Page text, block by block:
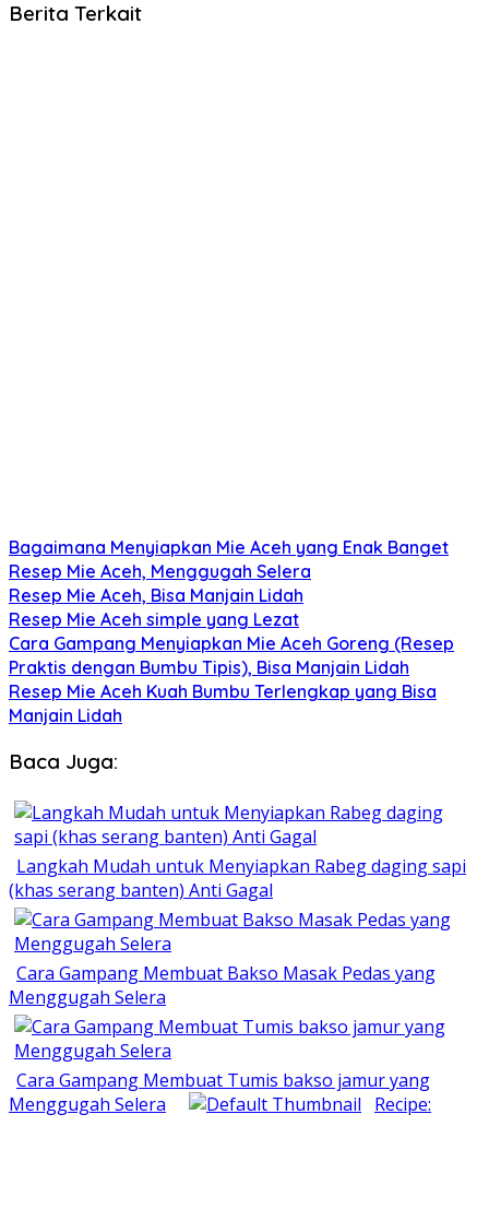
Berita Terkait
Bagaimana Menyiapkan Mie Aceh yang Enak Banget
Resep Mie Aceh, Menggugah Selera
Resep Mie Aceh, Bisa Manjain Lidah
Resep Mie Aceh simple yang Lezat
Cara Gampang Menyiapkan Mie Aceh Goreng (Resep
Praktis dengan Bumbu Tipis), Bisa Manjain Lidah
Resep Mie Aceh Kuah Bumbu Terlengkap yang Bisa
Manjain Lidah
Baca Juga:
Langkah Mudah untuk Menyiapkan Rabeg daging sapi
(khas serang banten) Anti Gagal
Cara Gampang Membuat Bakso Masak Pedas yang
Menggugah Selera
Cara Gampang Membuat Tumis bakso jamur yang
Menggugah Selera
Recipe: